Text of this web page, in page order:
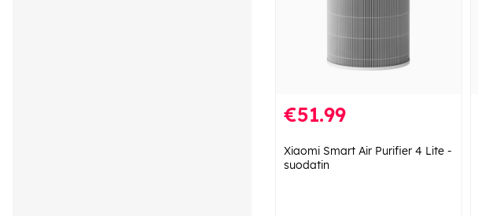
€51.99
Xiaomi Smart Air Purifier 4 Lite -
suodatin